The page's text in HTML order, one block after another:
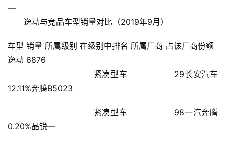
首
页
新
—
逸动与竞品车型销量对比（2019年9月）
车型 销量 所属级别 在级别中排名 所属厂商 占该厂商份额
逸动 6876
12.11%奔腾B5023
0.20%晶锐—